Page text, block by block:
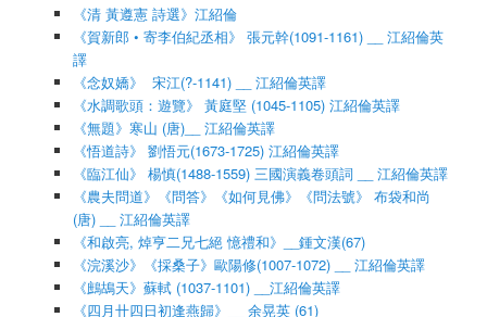
《清 黃遵憲 詩選》江紹倫
《賀新郎 • 寄李伯紀丞相》 張元幹(1091-1161) __ 江紹倫英
譯
《念奴嬌》 宋江(?-1141) __ 江紹倫英譯
《水調歌頭：遊覽》 黃庭堅 (1045-1105) 江紹倫英譯
《無題》寒山 (唐)__ 江紹倫英譯
《悟道詩》 劉悟元(1673-1725) 江紹倫英譯
《臨江仙》 楊慎(1488-1559) 三國演義卷頭詞 __ 江紹倫英譯
《農夫問道》《問答》《如何見佛》《問法號》 布袋和尚
(唐) __ 江紹倫英譯
《和啟亮, 焯亨二兄七絕 憶禮和》__鍾文漢(67)
《浣溪沙》《採桑子》歐陽修(1007-1072) __ 江紹倫英譯
《鷓鴣天》蘇軾 (1037-1101) __江紹倫英譯
《四月卄四日初逢燕歸》__ 余晃英 (61)